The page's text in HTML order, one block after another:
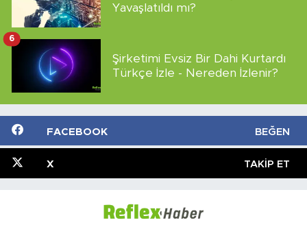
Yavaşlatıldı mı?
Şirketimi Evsiz Bir Dahi Kurtardı
Türkçe İzle - Nereden İzlenir?
6
FACEBOOK BEĞEN
X TAKIP ET